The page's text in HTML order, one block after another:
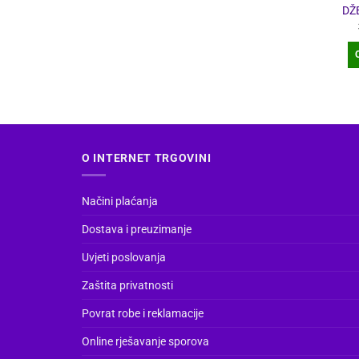
O INTERNET TRGOVINI
Načini plaćanja
Dostava i preuzimanje
Uvjeti poslovanja
Zaštita privatnosti
Povrat robe i reklamacije
Online rješavanje sporova